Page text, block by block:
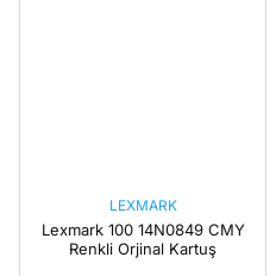
LEXMARK
Lexmark 100 14N0849 CMY
Renkli Orjinal Kartuş